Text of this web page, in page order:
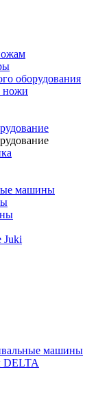
оборудования
ножи
машины
Juki
машины